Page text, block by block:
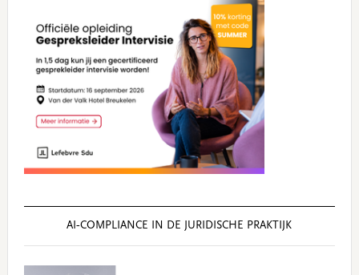
AI‑COMPLIANCE IN DE JURIDISCHE PRAKTIJK